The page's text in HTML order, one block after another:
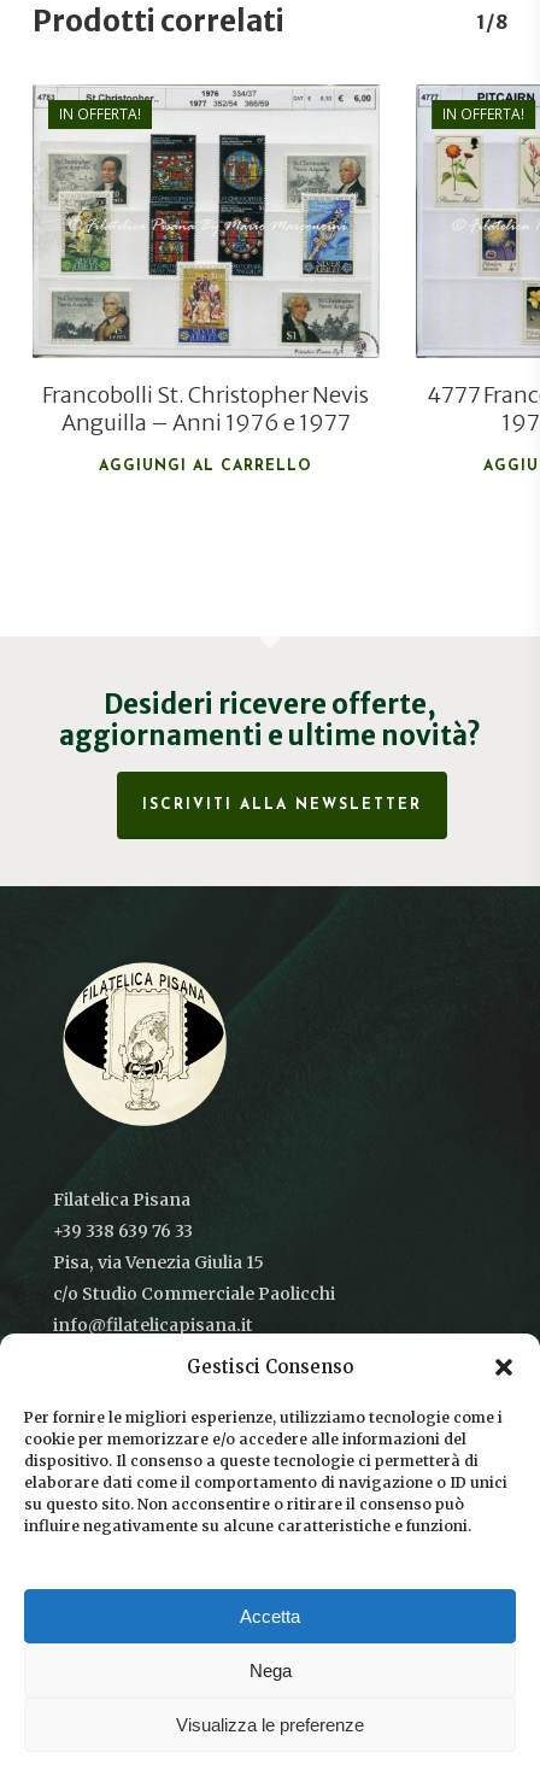
Gestisci Consenso
Per fornire le migliori esperienze, utilizziamo tecnologie come i
cookie per memorizzare e/o accedere alle informazioni del
dispositivo. Il consenso a queste tecnologie ci permetterà di
elaborare dati come il comportamento di navigazione o ID unici
su questo sito. Non acconsentire o ritirare il consenso può
influire negativamente su alcune caratteristiche e funzioni.
Accetta
Nega
Visualizza le preferenze
Prodotti correlati 1/8
IN OFFERTA!
€6,00
€4,00
Francobolli St. Christopher Nevis
Anguilla – Anni 1976 e 1977
AGGIUNGI AL CARRELLO
IN OFFERTA!
4777
Desideri ricevere offerte,
aggiornamenti e ultime novità?
ISCRIVITI ALLA NEWSLETTER
Filatelica Pisana
+39 338 639 76 33
Pisa, via Venezia Giulia 15
c/o Studio Commerciale Paolicchi
info@filatelicapisana.it
CONDIZIONI DI VENDITA
INFORMATIVA SULLA PRIVACY
COOKIE POLICY